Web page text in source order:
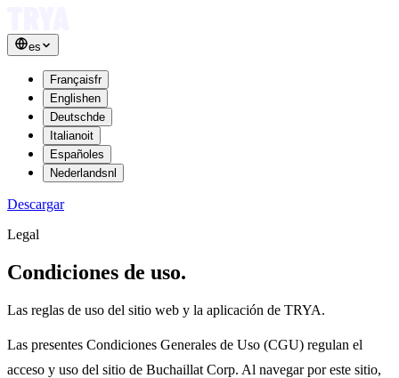
es
Françaisfr
Englishen
Deutschde
Italianoit
Español es
Nederlandsnl
Descargar
Legal
Condiciones de uso.
Las reglas de uso del sitio web y la aplicación de TRYA.
Las presentes Condiciones Generales de Uso (CGU) regulan el
acceso y uso del sitio de Buchaillat Corp. Al navegar por este sitio,